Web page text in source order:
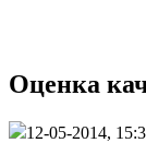
Оценка
12-05-2014,